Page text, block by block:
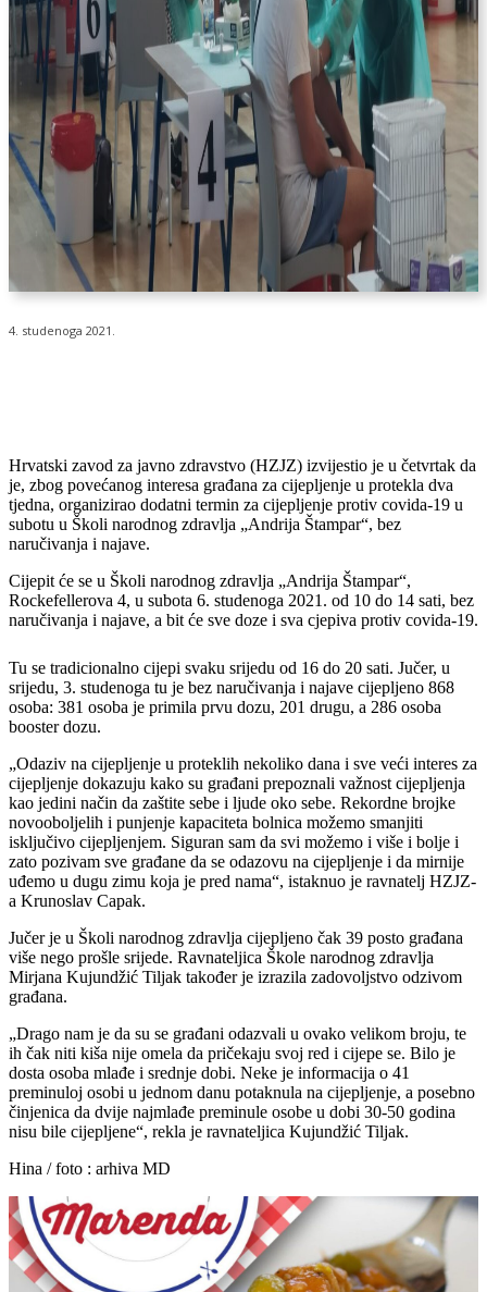
4. studenoga 2021.
Hrvatski zavod za javno zdravstvo (HZJZ) izvijestio je u četvrtak da
je, zbog povećanog interesa građana za cijepljenje u protekla dva
tjedna, organizirao dodatni termin za cijepljenje protiv covida-19 u
subotu u Školi narodnog zdravlja „Andrija Štampar“, bez
naručivanja i najave.
Cijepit će se u Školi narodnog zdravlja „Andrija Štampar“,
Rockefellerova 4, u subota 6. studenoga 2021. od 10 do 14 sati, bez
naručivanja i najave, a bit će sve doze i sva cjepiva protiv covida-19.
Tu se tradicionalno cijepi svaku srijedu od 16 do 20 sati. Jučer, u
srijedu, 3. studenoga tu je bez naručivanja i najave cijepljeno 868
osoba: 381 osoba je primila prvu dozu, 201 drugu, a 286 osoba
booster dozu.
„Odaziv na cijepljenje u proteklih nekoliko dana i sve veći interes za
cijepljenje dokazuju kako su građani prepoznali važnost cijepljenja
kao jedini način da zaštite sebe i ljude oko sebe. Rekordne brojke
novooboljelih i punjenje kapaciteta bolnica možemo smanjiti
isključivo cijepljenjem. Siguran sam da svi možemo i više i bolje i
zato pozivam sve građane da se odazovu na cijepljenje i da mirnije
uđemo u dugu zimu koja je pred nama“, istaknuo je ravnatelj HZJZ-
a Krunoslav Capak.
Jučer je u Školi narodnog zdravlja cijepljeno čak 39 posto građana
više nego prošle srijede. Ravnateljica Škole narodnog zdravlja
Mirjana Kujundžić Tiljak također je izrazila zadovoljstvo odzivom
građana.
„Drago nam je da su se građani odazvali u ovako velikom broju, te
ih čak niti kiša nije omela da pričekaju svoj red i cijepe se. Bilo je
dosta osoba mlađe i srednje dobi. Neke je informacija o 41
preminuloj osobi u jednom danu potaknula na cijepljenje, a posebno
činjenica da dvije najmlađe preminule osobe u dobi 30-50 godina
nisu bile cijepljene“, rekla je ravnateljica Kujundžić Tiljak.
Hina / foto : arhiva MD